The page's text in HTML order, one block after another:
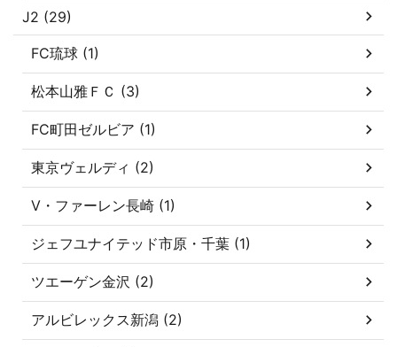
J2 (29)
FC琉球 (1)
松本山雅ＦＣ (3)
FC町田ゼルビア (1)
東京ヴェルディ (2)
V・ファーレン長崎 (1)
ジェフユナイテッド市原・千葉 (1)
ツエーゲン金沢 (2)
アルビレックス新潟 (2)